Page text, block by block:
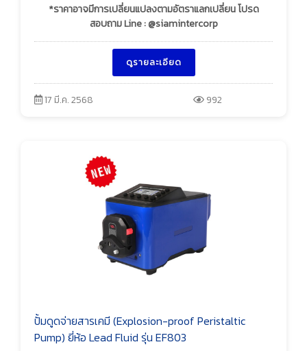
*ราคาอาจมีการเปลี่ยนแปลงตามอัตราแลกเปลี่ยน โปรด
สอบถาม Line : @siamintercorp
ดูรายละเอียด
17 มี.ค. 2568 992
ปั้มดูดจ่ายสารเคมี (Explosion-proof Peristaltic
Pump) ยี่ห้อ Lead Fluid รุ่น EF803